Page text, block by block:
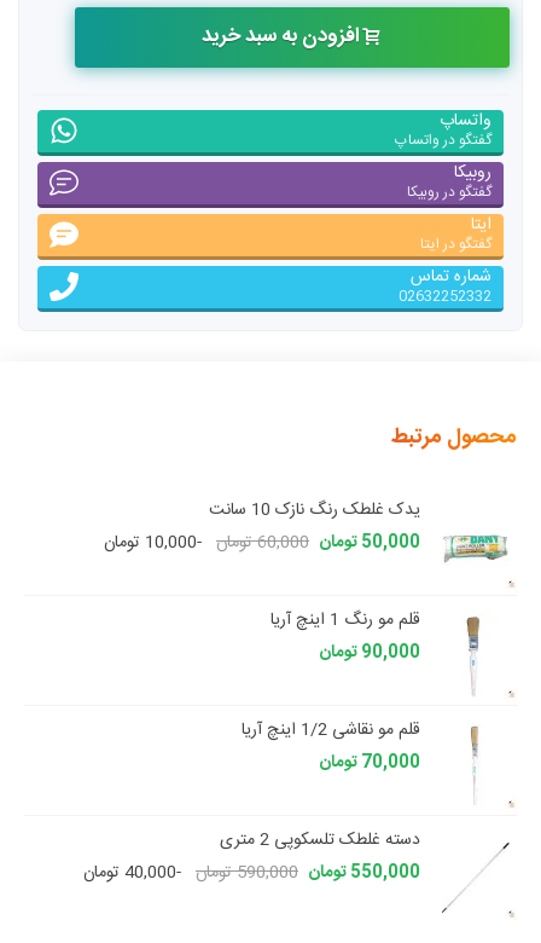
افزودن به سبد خرید
واتساپ
گفتگو در واتساپ
روبیکا
گفتگو در روبیکا
ایتا
گفتگو در ایتا
شماره تماس
02632252332
محصول مرتبط
یدک غلطک رنگ نازک 10 سانت
50,000 تومان
60,000 تومان -10,000 تومان
قلم مو رنگ 1 اینچ آریا
90,000 تومان
قلم مو نقاشی 1/2 اینچ آریا
70,000 تومان
دسته غلطک تلسکوپی 2 متری
550,000 تومان
590,000 تومان -40,000 تومان